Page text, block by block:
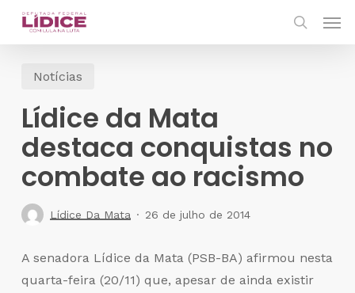
Skip
contentNotícias
Lídice da Mata
destaca conquistas no
combate ao racismo
Lídice Da Mata 26 de julho de 2014
A senadora Lídice da Mata (PSB-BA) afirmou nesta
quarta-feira (20/11) que, apesar de ainda existir